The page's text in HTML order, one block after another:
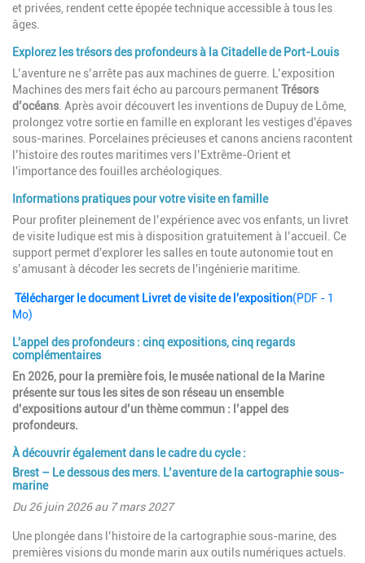
et privées, rendent cette épopée technique accessible à tous les
âges.
Explorez les trésors des profondeurs à la Citadelle de Port-Louis
L’aventure ne s’arrête pas aux machines de guerre. L’exposition
Machines des mers fait écho au parcours permanentTrésors
d’océans. Après avoir découvert les inventions de Dupuy de Lôme,
prolongez votre sortie en famille en explorant les vestiges d'épaves
sous-marines. Porcelaines précieuses et canons anciens racontent
l’histoire des routes maritimes vers l’Extrême-Orient et
l'importance des fouilles archéologiques.
Informations pratiques pour votre visite en famille
Pour profiter pleinement de l’expérience avec vos enfants, un livret
de visite ludique est mis à disposition gratuitement à l’accueil. Ce
support permet d'explorer les salles en toute autonomie tout en
s’amusant à décoder les secrets de l'ingénierie maritime.
Télécharger le document Livret de visite de l'exposition(PDF - 1
Mo)
L'appel des profondeurs : cinq expositions, cinq regards
complémentaires
En 2026, pour la première fois, le musée national de la Marine
présente sur tous les sites de son réseau un ensemble
d’expositions autour d’un thème commun : l’appel des
profondeurs.
À découvrir également dans le cadre du cycle :
Brest – Le dessous des mers. L’aventure de la cartographie sous-
marine
Du 26 juin 2026 au 7 mars 2027
Une plongée dans l’histoire de la cartographie sous-marine, des
premières visions du monde marin aux outils numériques actuels.